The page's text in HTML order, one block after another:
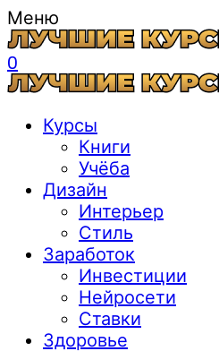
Меню
0
Курсы
Книги
Учёба
Дизайн
Интерьер
Стиль
Заработок
Инвестиции
Нейросети
Ставки
Здоровье